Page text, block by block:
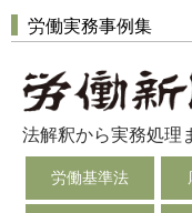
労働実務事例集
法解釈から実務処理
労働基準法